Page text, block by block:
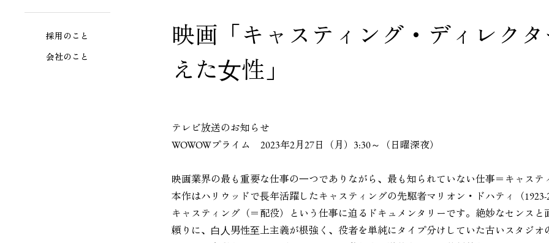
採用のこと
会社のこと
映画「キャスティング・ディレク
えた⼥性」
テレビ放送のお知らせ
WOWOWプライム 2023年2月27日（月）3:30～（日曜深夜）
映画業界の最も重要な仕事の⼀つでありながら、最も知られていない仕事＝キャステ
本作はハリウッドで⻑年活躍したキャスティングの先駆者マリオン・ドハティ（1923-
キャスティング（＝配役）という仕事に迫るドキュメンタリーです。絶妙なセンスと
頼りに、⽩⼈男性⾄上主義が根強く、役者を単純にタイプ分けしていた古いスタジオ